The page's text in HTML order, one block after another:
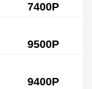
7400Р
9500Р
9400Р